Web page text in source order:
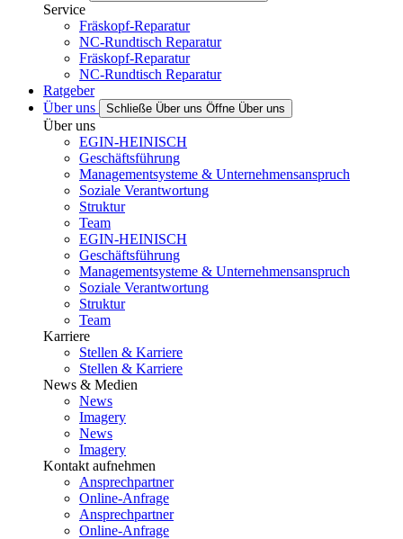
Service
Fräskopf-Reparatur
NC-Rundtisch Reparatur
Fräskopf-Reparatur
NC-Rundtisch Reparatur
Ratgeber
Über uns
Schließe Über uns Öffne Über uns
Über uns
EGIN-HEINISCH
Geschäftsführung
Managementsysteme & Unternehmensanspruch
Soziale Verantwortung
Struktur
Team
EGIN-HEINISCH
Geschäftsführung
Managementsysteme & Unternehmensanspruch
Soziale Verantwortung
Struktur
Team
Karriere
Stellen & Karriere
Stellen & Karriere
News & Medien
News
Imagery
News
Imagery
Kontakt aufnehmen
Ansprechpartner
Online-Anfrage
Ansprechpartner
Online-Anfrage